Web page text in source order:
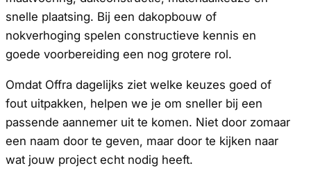
snelle plaatsing. Bij een dakopbouw of
nokverhoging spelen constructieve kennis en
goede voorbereiding een nog grotere rol.
Omdat Offra dagelijks ziet welke keuzes goed of
fout uitpakken, helpen we je om sneller bij een
passende aannemer uit te komen. Niet door zomaar
een naam door te geven, maar door te kijken naar
wat jouw project echt nodig heeft.